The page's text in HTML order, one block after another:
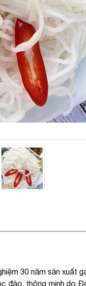
30 năm sản xuất
đáo, thông minh do